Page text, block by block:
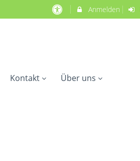
Anmelden
Kontakt Über uns